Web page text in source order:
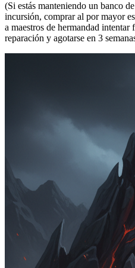
(Si estás manteniendo un banco
incursión, comprar al por mayor
a maestros de hermandad
reparación y agotarse en 3